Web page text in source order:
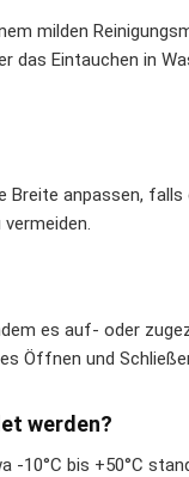
milden
das Eintauchen in
anpassen,
es auf- oder
Öffnen und
werden?
10°C bis +50°C